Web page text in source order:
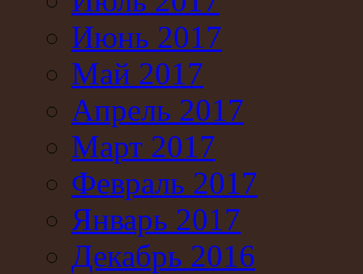
Июнь 2017
Май 2017
Апрель 2017
Март 2017
Февраль 2017
Январь 2017
Декабрь 2016